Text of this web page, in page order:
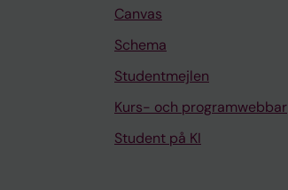
Canvas
Schema
Studentmejlen
Kurs- och programwebbar
Student på KI